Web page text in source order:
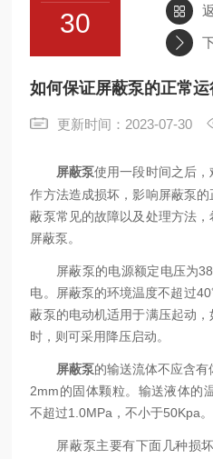
30
如何保证屏蔽泵的正常运
更新时间：2023-07-30
屏蔽泵使用一段时间之后
作方法造成损坏，影响屏蔽泵
蔽泵常见的故障以及处理方法
屏蔽泵。
屏蔽泵的电源额定电压为
电。屏蔽泵的环境温度不超过
蔽泵的电动机适用于满压起动
时，则可采用降压启动。
屏蔽泵的输送流体不应含有
2mm的固体颗粒。输送液体的
不超过1.0MPa，不小于50Kpa。
屏蔽泵主要有下面几种损坏